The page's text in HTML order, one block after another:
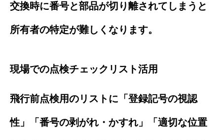
交換時に番号と部品が切り離されてしまうと
所有者の特定が難しくなります。
現場での点検チェックリスト活用
飛行前点検用のリストに「登録記号の視認
性」「番号の剥がれ・かすれ」「適切な位置